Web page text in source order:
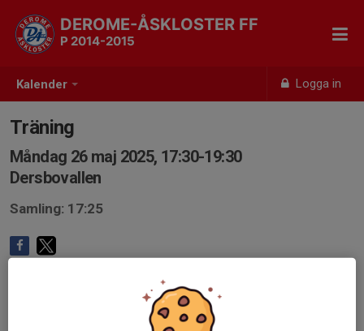
Kalender Logga in
DEROME-ÅSKLOSTER FF
P 2014-2015
Träning
Måndag 26 maj 2025, 17:30-19:30
Dersbovallen
Samling: 17:25